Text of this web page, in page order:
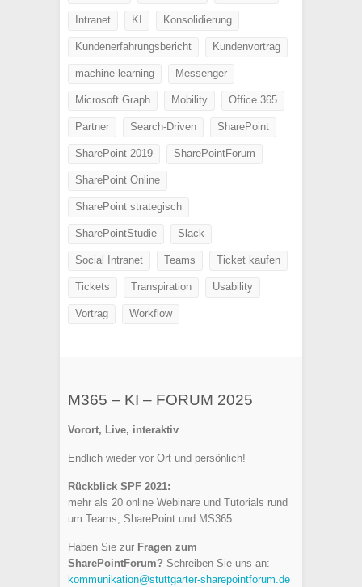
Intranet KI Konsolidierung
Kundenerfahrungsbericht Kundenvortrag
machine learning Messenger
Microsoft Graph Mobility Office 365
Partner Search-Driven SharePoint
SharePoint 2019 SharePointForum
SharePoint Online
SharePoint strategisch
SharePointStudie Slack
Social Intranet Teams Ticket kaufen
Tickets Transpiration Usability
Vortrag Workflow
M365 – KI – FORUM 2025
Vorort, Live, interaktiv
Endlich wieder vor Ort und persönlich!
Rückblick SPF 2021:
mehr als 20 online Webinare und Tutorials rund
um Teams, SharePoint und MS365
Haben Sie zur Fragen zum
SharePointForum? Schreiben Sie uns an:
kommunikation@stuttgarter-sharepointforum.de